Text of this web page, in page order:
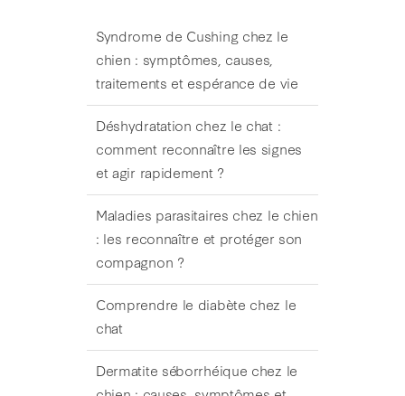
Syndrome de Cushing chez le
chien : symptômes, causes,
traitements et espérance de vie
Déshydratation chez le chat :
comment reconnaître les signes
et agir rapidement ?
Maladies parasitaires chez le chien
: les reconnaître et protéger son
compagnon ?
Comprendre le diabète chez le
chat
Dermatite séborrhéique chez le